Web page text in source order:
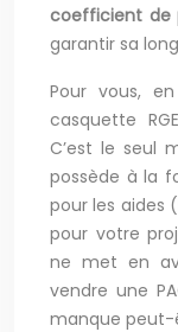
coefficient de
garantir sa
Pour vous,
casquette
C’est le seul
possède à la
pour les aides
pour votre
ne met en
vendre une
manque peut-